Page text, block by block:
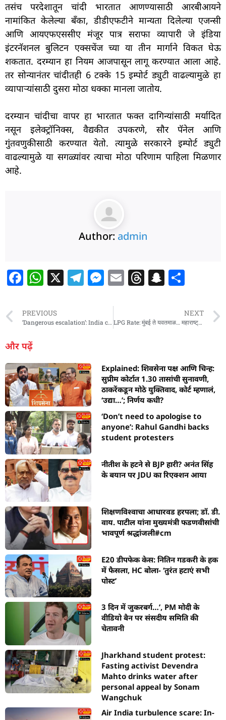
तसंच परदेशातून चांदी भारतात आणण्यासाठी आरबीआयने
नामांकित केलेल्या बँका, डीडीएफटीने मान्यता दिलेल्या एजन्सी
आणि आयएफएससीए मंजूर पात्र सराफा व्यापारी जे इंडिया
इंटरनॅशनल बुलिटन एक्सचेंज च्या या तीन मार्गाने विकत घेऊ
शकतात. दरम्यान हा नियम आजपासून लागू करण्यात आला आहे.
तर सोन्यानंतर चांदीतही 6 टक्के 15 इम्पोर्ट ड्युटी वाढल्यामुळे हा
व्यापाऱ्यांसाठी दुसरा मोठा धक्का मानला जातोय.
दरम्यान चांदीचा वापर हा भारतात फक्त दागिन्यांसाठी मर्यादित
नसून इलेक्ट्रॉनिक्स, वैद्यकीत उपकरणे, सौर पॅनेल आणि
गुंतवणुकीसाठी करण्यात येतो. त्यामुळे सरकारने इम्पोर्ट ड्युटी
वाढल्यामुळे या सगळ्यांवर त्याचा मोठा परिणाम पाहिला मिळणार
आहे.
Author: admin
F
c
e
b
o
o
k
W
at
s
p
p
X T
g
m
M
ss
e
er
E
l
T
a
s
S
p
at
ar
e
PREVIOUS
‘Dangerous escalation’: India condemns drone attack targeting UAE’s Barakah nuclear facility; calls for restraint
NEXT
LPG Rate: मुंबई ते यवतमाळ… महाराष्ट्रातील प्रत्येक शहरातील एलपीजी सिलेंडरचे नवे दर जाणून घ्या!
और पढ़ें
Explained: शिवसेना पक्ष आणि चिन्ह:
सुप्रीम कोर्टात 1.30 तासांची सुनावणी,
ठाकरेंकडून मोठे युक्तिवाद, कोर्ट म्हणालं,
‘उद्या…’; निर्णय कधी?
‘Don’t need to apologise to
anyone’: Rahul Gandhi backs
student protesters
नीतीश के हटने से BJP हारी? अनंत सिंह
के बयान पर JDU का रिएक्शन आया
शिक्षणविश्वाचा आधारवड हरपला; डॉ. डी.
वाय. पाटील यांना मुख्यमंत्री फडणवीसांची
भावपूर्ण श्रद्धांजली#cm
E20 डीपफेक केस: नितिन गडकरी के हक
में फैसला, HC बोला- ‘तुरंत हटाएं सभी
पोस्ट’
3 दिन में जुकरबर्ग…’, PM मोदी के
वीडियो बैन पर संसदीय समिति की
चेतावनी
Jharkhand student protest:
Fasting activist Devendra
Mahto drinks water after
personal appeal by Sonam
Wangchuk
Air India turbulence scare: In-